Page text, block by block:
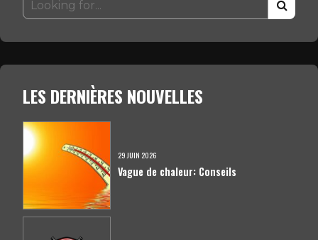
LES DERNIÈRES NOUVELLES
29 JUIN 2026
Vague de chaleur: Conseils